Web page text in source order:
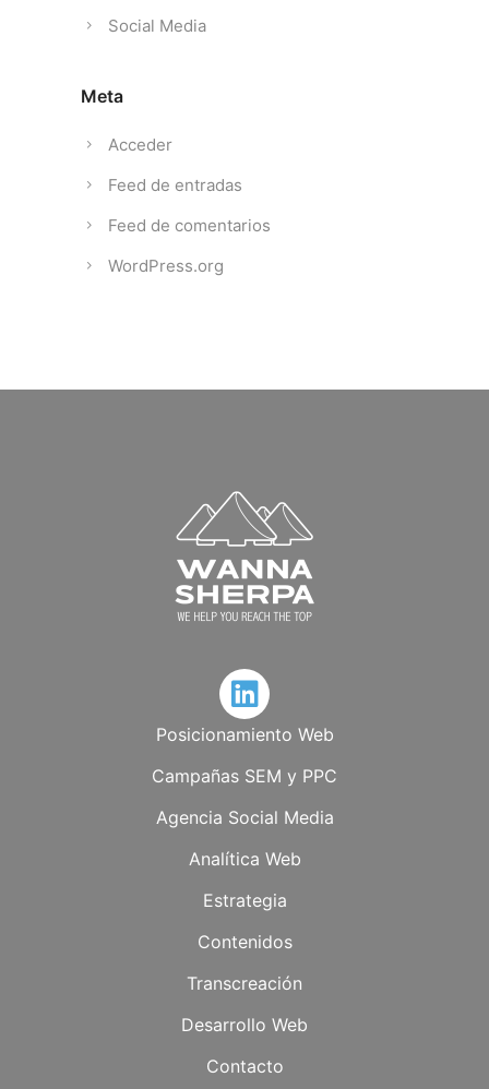
Social Media
Meta
Acceder
Feed de entradas
Feed de comentarios
WordPress.org
Posicionamiento Web
Campañas SEM y PPC
Agencia Social Media
Analítica Web
Estrategia
Contenidos
Transcreación
Desarrollo Web
Contacto